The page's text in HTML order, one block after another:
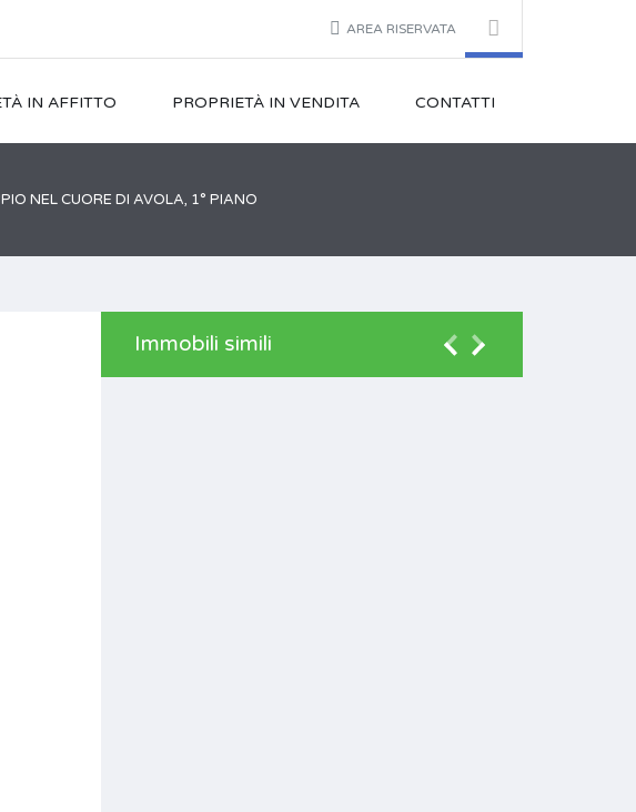
AREA RISERVATA
IN AFFITTO PROPRIETÀ IN VENDITA CONTATTI
NEL CUORE DI AVOLA, 1° PIANO
Immobili simili